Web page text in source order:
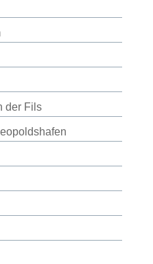
der Fils